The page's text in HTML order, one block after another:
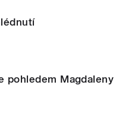
pohledem Magdaleny